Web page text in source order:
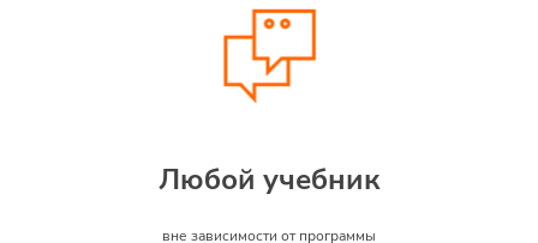
Любой учебник
вне зависимости от программы